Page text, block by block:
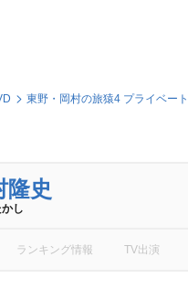
東野・岡村の旅猿4 プライベー
隆史
し
ランキング情報 TV出演